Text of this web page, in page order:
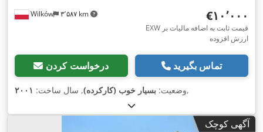
Wilków ۳٬۵۸۷ km ‎€۱۰٬۰۰۰
EXW قیمت ثابت به اضافه مالیات بر
ارزش افزوده
درخواست کردن تماس بگیرید
وضعیت: بسیار خوب (کارکرده), سال ساخت: ۲۰۰۱ ,
آگهی کوچک